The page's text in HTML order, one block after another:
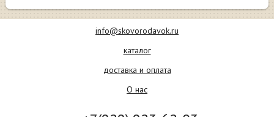
info@skovorodavok.ru
каталог
доставка и оплата
О нас